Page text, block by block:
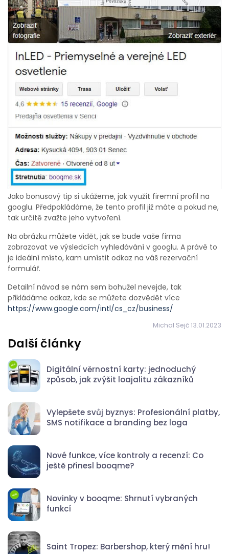
Jako bonusový tip si ukážeme, jak využít firemní profil na
googlu. Předpokládáme, že tento profil již máte a pokud ne,
tak určitě zvažte jeho vytvoření.
Na obrázku můžete vidět, jak se bude vaše firma
zobrazovat ve výsledcích vyhledávání v googlu. A právě to
je ideální místo, kam umístit odkaz na váš rezervační
formulář.
Detailní návod se nám sem bohužel nevejde, tak
přikládáme odkaz, kde se můžete dozvědět více
https://www.google.com/intl/cs_cz/business/
Michal Sejč 13.01.2023
Další články
Digitální věrnostní karty: jednoduchý
způsob, jak zvýšit loajalitu zákazníků
Vylepšete svůj byznys: Profesionální platby,
SMS notifikace a branding bez loga
Nové funkce, více kontroly a recenzí: Co
ještě přinesl booqme?
Novinky v booqme: Shrnutí vybraných
funkcí
Saint Tropez: Barbershop, který mění hru!